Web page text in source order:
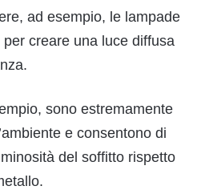
ad esempio, le lampade
creare una luce diffusa
sono estremamente
e consentono di
del soffitto rispetto